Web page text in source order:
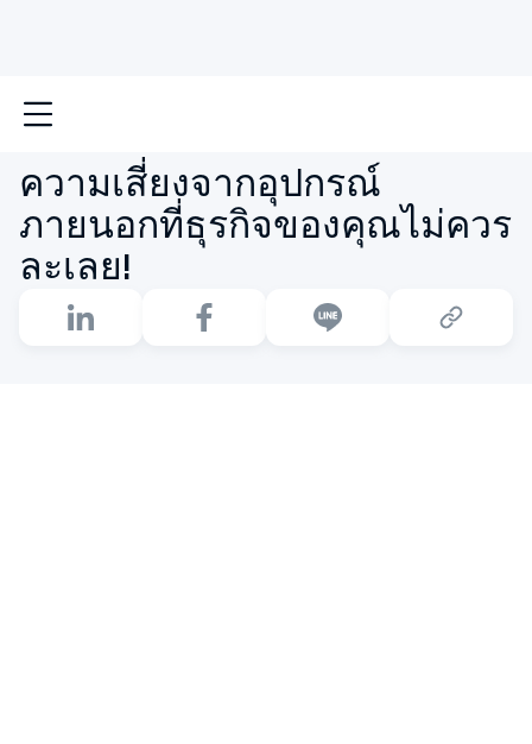
หน้าหลัก
ความเสี่ยงจากอุปกรณ์
ภายนอกที่ธุรกิจของคุณไม่ควร
ละเลย!